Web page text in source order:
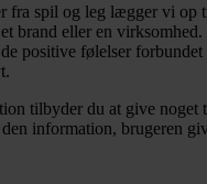
fra spil og leg lægger vi op
brand eller en
positive følelser
tilbyder du at give noget
information, brugeren